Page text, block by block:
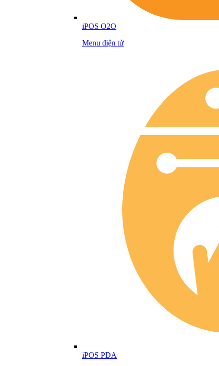
iPOS O2O
Menu điện tử
iPOS PDA